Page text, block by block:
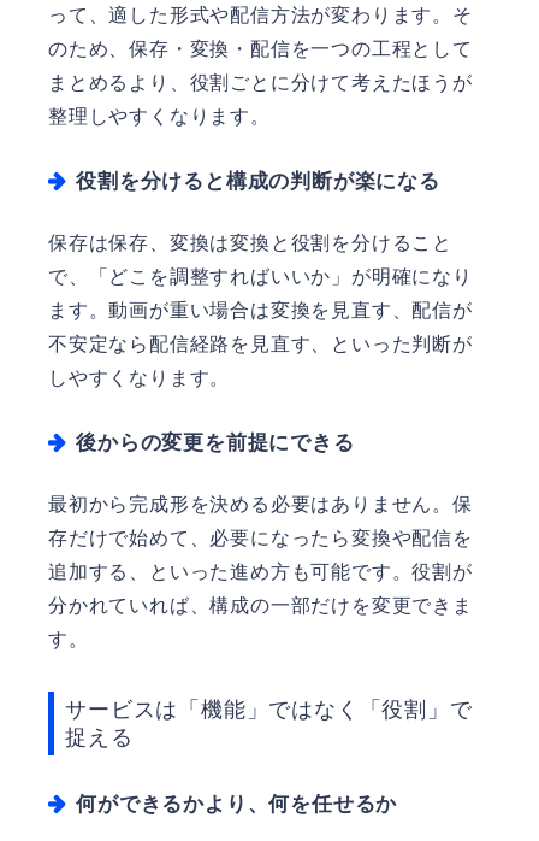
って、適した形式や配信方法が変わります。そ
のため、保存・変換・配信を一つの工程として
まとめるより、役割ごとに分けて考えたほうが
整理しやすくなります。
役割を分けると構成の判断が楽になる
保存は保存、変換は変換と役割を分けること
で、「どこを調整すればいいか」が明確になり
ます。動画が重い場合は変換を見直す、配信が
不安定なら配信経路を見直す、といった判断が
しやすくなります。
後からの変更を前提にできる
最初から完成形を決める必要はありません。保
存だけで始めて、必要になったら変換や配信を
追加する、といった進め方も可能です。役割が
分かれていれば、構成の一部だけを変更できま
す。
サービスは「機能」ではなく「役割」で
捉える
何ができるかより、何を任せるか